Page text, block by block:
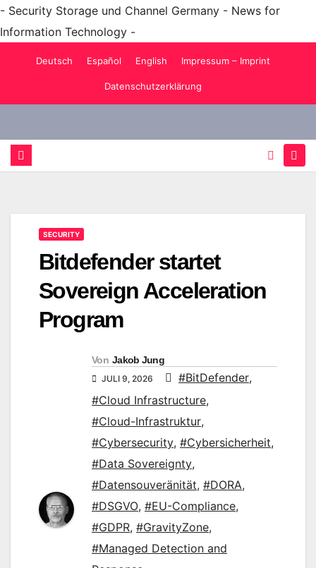
- Security Storage und Channel Germany - News for
Information Technology -
Deutsch Español English Impressum – Imprint
Datenschutzerklärung
SECURITY
Bitdefender startet
Sovereign Acceleration
Program
Von Jakob Jung
JULI 9, 2026 #BitDefender,
#Cloud Infrastructure,
#Cloud-Infrastruktur,
#Cybersecurity, #Cybersicherheit,
#Data Sovereignty,
#Datensouveränität, #DORA,
#DSGVO, #EU-Compliance,
#GDPR, #GravityZone,
#Managed Detection and